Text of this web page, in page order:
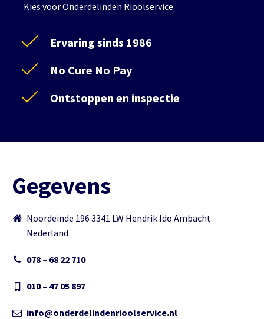
Kies voor Onderdelinden Rioolservice
Ervaring sinds 1986
No Cure No Pay
Ontstoppen en inspectie
Gegevens
Noordeinde 196 3341 LW Hendrik Ido Ambacht
Nederland
078 – 68 22 710
010 – 47 05 897
info@onderdelindenrioolservice.nl